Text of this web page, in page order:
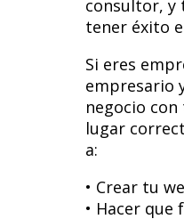
consultor, y
tener éxito
Si eres
empresario
negocio
lugar
a:
• Crear tu
• Hacer que